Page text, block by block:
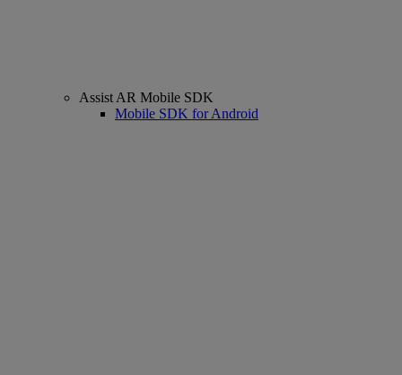
Assist AR Mobile SDK
Mobile SDK for Android